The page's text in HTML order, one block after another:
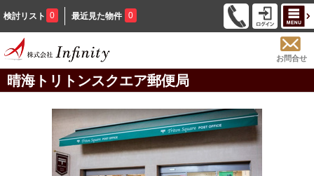
検討リスト 0 最近見た物件 0
お問合せ
晴海トリトンスクエア郵便局